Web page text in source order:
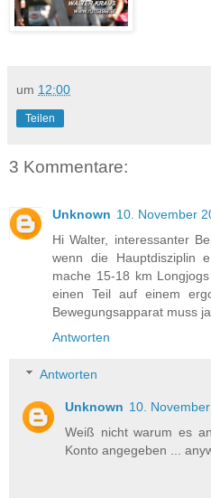
um 12:00
Teilen
3 Kommentare:
Unknown 10. November
Hi Walter, interessanter
wenn die Hauptdisziplin
mache 15-18 km
einen Teil auf einem
Bewegungsapparat muss
Antworten
Antworten
Unknown 10.
Weiß nicht warum es
Konto angegeben ...